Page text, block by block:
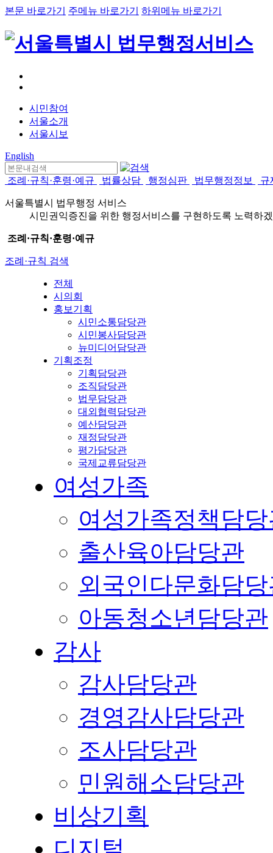
본문 바로가기 주메뉴 바로가기 하위메뉴 바로가기
시민참여
서울소개
서울시보
English
조례·규칙·훈령·예규 법률상담 행정심판 법무행정정보 규
서울특별시 법무행정 서비스
시민권익증진을 위한 행정서비스를 구현하도록 노력하
조례·규칙·훈령·예규
조례·규칙 검색
전체
시의회
홍보기획
시민소통담당관
시민봉사담당관
뉴미디어담당관
기획조정
기획담당관
조직담당관
법무담당관
대외협력담당관
예산담당관
재정담당관
평가담당관
국제교류담당관
여성가족
여성가족정책담
출산육아담당관
외국인다문화담
아동청소년담당관
감사
감사담당관
경영감사담당관
조사담당관
민원해소담당관
비상기획